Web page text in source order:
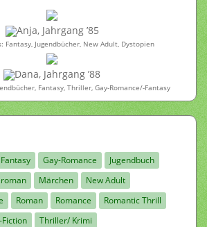
Anja, Jahrgang ’85
Fantasy, Jugendbücher, New Adult, Dystopien
Dana, Jahrgang ’88
Fantasy, Thriller, Gay-Romance/-Fantasy
Fantasy Gay-Romance
Jugendbuch
Märchen
New Adult
Roman Romance
Romantic Thrill
Thriller/ Krimi